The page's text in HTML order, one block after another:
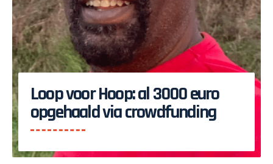
Loop voor Hoop: al 3000 euro
opgehaald via crowdfunding